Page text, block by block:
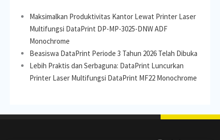
Maksimalkan Produktivitas Kantor Lewat Printer Laser
Multifungsi DataPrint DP-MP-3025-DNW ADF
Monochrome
Beasiswa DataPrint Periode 3 Tahun 2026 Telah Dibuka
Lebih Praktis dan Serbaguna: DataPrint Luncurkan
Printer Laser Multifungsi DataPrint MF22 Monochrome